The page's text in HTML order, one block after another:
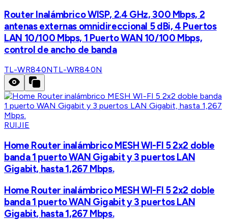
Router Inalámbrico WISP, 2.4 GHz, 300 Mbps, 2
antenas externas omnidireccional 5 dBi, 4 Puertos
LAN 10/100 Mbps, 1 Puerto WAN 10/100 Mbps,
control de ancho de banda
TL-WR840NTL-WR840N
RUIJIE
Home Router inalámbrico MESH WI-FI 5 2x2 doble
banda 1 puerto WAN Gigabit y 3 puertos LAN
Gigabit, hasta 1,267 Mbps.
Home Router inalámbrico MESH WI-FI 5 2x2 doble
banda 1 puerto WAN Gigabit y 3 puertos LAN
Gigabit, hasta 1,267 Mbps.